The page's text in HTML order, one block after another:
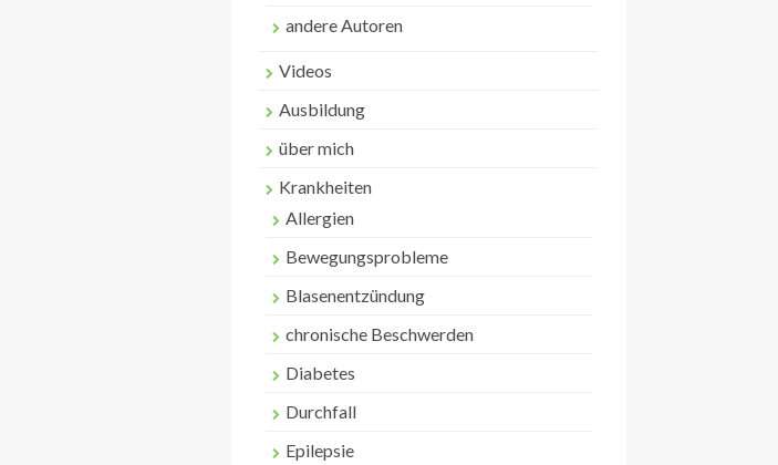
andere Autoren
Videos
Ausbildung
über mich
Krankheiten
Allergien
Bewegungsprobleme
Blasenentzündung
chronische Beschwerden
Diabetes
Durchfall
Epilepsie